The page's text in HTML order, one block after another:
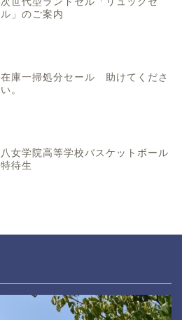
ル」のご案内
在庫一掃処分セール 助けてくださ
い。
八女学院高等学校バスケットボール
特待生